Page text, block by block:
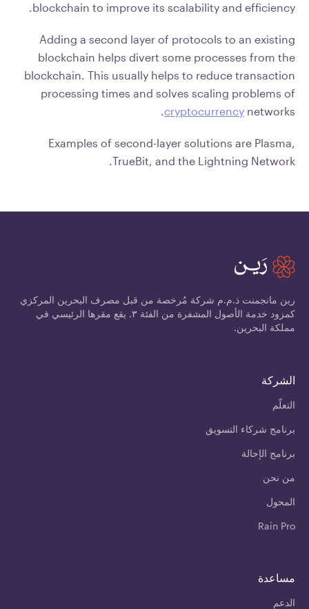
blockchain to improve its scalability and efficiency.
Adding a second layer of protocols to an existing
blockchain helps divert some processes from the
blockchain. This usually helps to reduce transaction
processing times and solves scaling problems of
cryptocurrency networks.
Examples of second-layer solutions are Plasma,
TrueBit, and the Lightning Network.
رين مانجمنت ذ.م.م شركة مُرخصة من قبل مصرف البحرين المركزي
كمزود خدمة الأصول المشفرة من الفئة ٣. يقع مقرها الرئيسي في
مملكة البحرين.
الشركة
التعلّم
برنامج شركاء التسويق
برنامج الإحالة
من نحن
المحول
Rain Pro
مساعدة
الدعم